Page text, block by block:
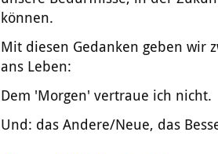
können.
Mit diesen Gedanken geben wir
ans Leben:
Dem 'Morgen' vertraue ich nicht.
Und: das Andere/Neue, das